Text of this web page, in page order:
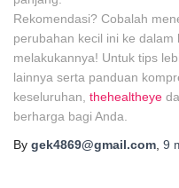
Rekomendasi? Cobalah
perubahan kecil ini ke dalam
melakukannya! Untuk tips
lainnya serta panduan
keseluruhan, thehealtheye
berharga bagi Anda.
By gek4869@gmail.com 9